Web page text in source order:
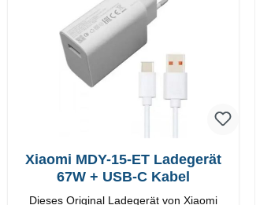
Xiaomi MDY-15-ET Ladegerät
67W + USB-C Kabel
Dieses Original Ladegerät von Xiaomi